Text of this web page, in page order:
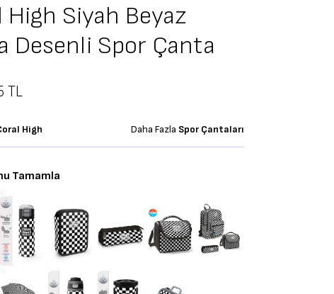
High Siyah Beyaz
Desenli Spor Çanta
TL
High Daha Fazla Spor Çantaları
Tamamla